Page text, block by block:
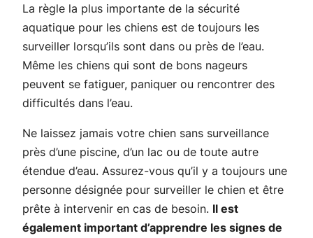
La règle la plus importante de la sécurité
aquatique pour les chiens est de toujours les
surveiller lorsqu’ils sont dans ou près de l’eau.
Même les chiens qui sont de bons nageurs
peuvent se fatiguer, paniquer ou rencontrer des
difficultés dans l’eau.
Ne laissez jamais votre chien sans surveillance
près d’une piscine, d’un lac ou de toute autre
étendue d’eau. Assurez-vous qu’il y a toujours une
personne désignée pour surveiller le chien et être
prête à intervenir en cas de besoin. Il est
également important d’apprendre les signes de